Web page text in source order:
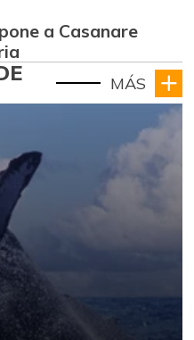
a Casanare
MÁS